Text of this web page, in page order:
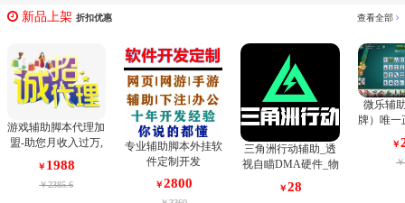
新品上架 折扣优惠 查看全部
游戏辅助脚本代理加
盟-助您月收入过万,
您相信我们是最专业
的。
￥ 1988
￥2385.6
专业辅助脚本外挂软
件定制开发
￥2800
三角洲行动辅助_透
视自瞄DMA硬件_物
端支持
￥28
微乐辅
牌）唯一
棋牌麻
持安卓
￥